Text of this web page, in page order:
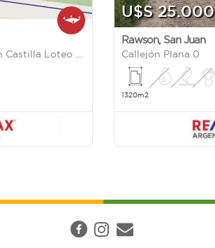
U$S 25.000
Rawson, San Juan
Callejón Plana 0
1320m2